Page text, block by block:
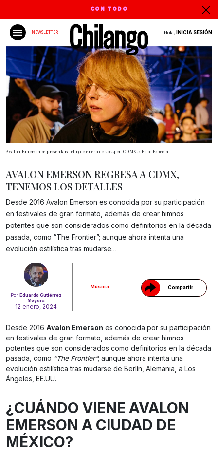
CON TODO
NEWSLETTER Hola, INICIA SESIÓN
Avalon Emerson se presentará el 13 de enero de 2024 en CDMX. / Foto: Especial
Por Eduardo Gutiérrez
Segura
12 enero, 2024
Música Compartir
Gracias!
AVALON EMERSON REGRESA A CDMX,
TENEMOS LOS DETALLES
Desde 2016 Avalon Emerson es conocida por su participación
en festivales de gran formato, además de crear himnos
potentes que son considerados como definitorios en la década
pasada, como “The Frontier”; aunque ahora intenta una
evolución estilística tras mudarse…
Desde 2016 Avalon Emerson es conocida por su participación
en festivales de gran formato, además de crear himnos
potentes que son considerados como definitorios en la década
pasada, como “The Frontier”; aunque ahora intenta una
evolución estilística tras mudarse de Berlín, Alemania, a Los
Ángeles, EE.UU.
¿CUÁNDO VIENE AVALON
EMERSON A CIUDAD DE
MÉXICO?